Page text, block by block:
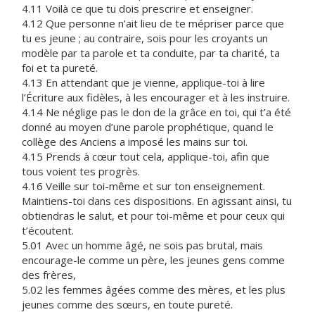
4.11 Voilà ce que tu dois prescrire et enseigner.
4.12 Que personne n’ait lieu de te mépriser parce que
tu es jeune ; au contraire, sois pour les croyants un
modèle par ta parole et ta conduite, par ta charité, ta
foi et ta pureté.
4.13 En attendant que je vienne, applique-toi à lire
l’Écriture aux fidèles, à les encourager et à les instruire.
4.14 Ne néglige pas le don de la grâce en toi, qui t’a été
donné au moyen d’une parole prophétique, quand le
collège des Anciens a imposé les mains sur toi.
4.15 Prends à cœur tout cela, applique-toi, afin que
tous voient tes progrès.
4.16 Veille sur toi-même et sur ton enseignement.
Maintiens-toi dans ces dispositions. En agissant ainsi, tu
obtiendras le salut, et pour toi-même et pour ceux qui
t’écoutent.
5.01 Avec un homme âgé, ne sois pas brutal, mais
encourage-le comme un père, les jeunes gens comme
des frères,
5.02 les femmes âgées comme des mères, et les plus
jeunes comme des sœurs, en toute pureté.